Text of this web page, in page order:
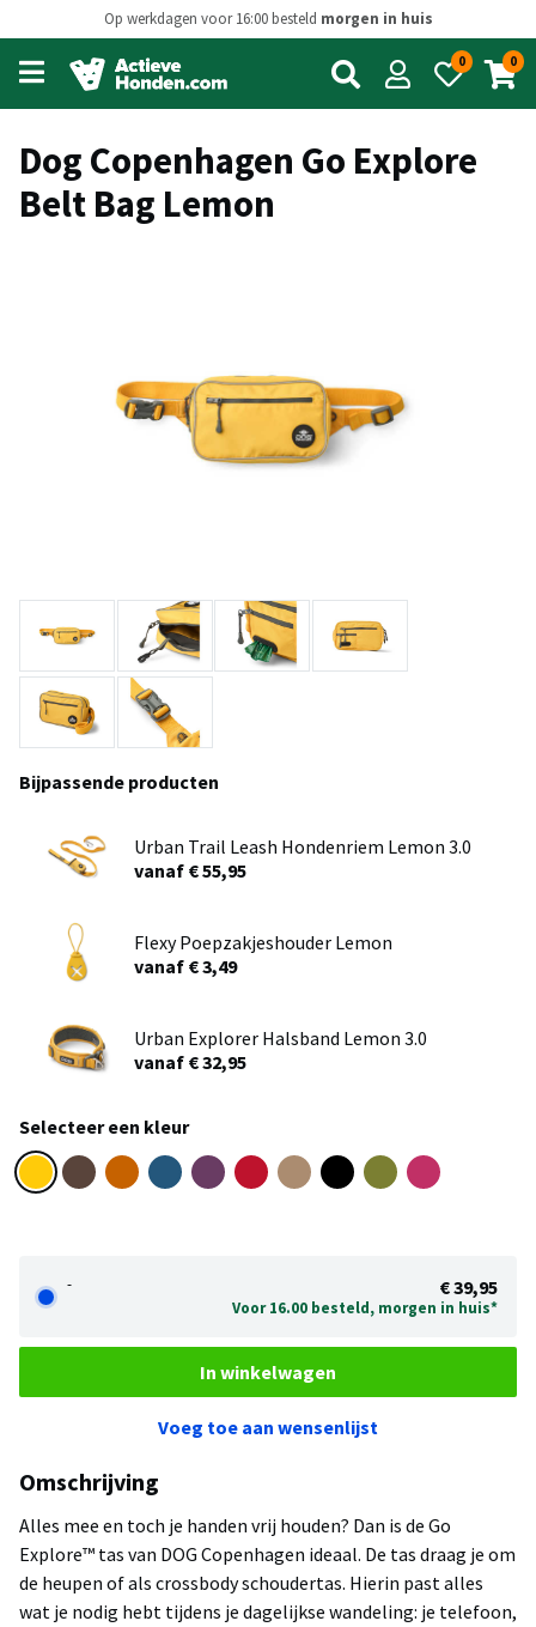
Op werkdagen voor 16:00 besteld morgen in huis
Open
main
menu
0 0
Dog Copenhagen Go Explore
Belt Bag Lemon
Bijpassende producten
Urban Trail Leash Hondenriem Lemon 3.0
vanaf € 55,95
Flexy Poepzakjeshouder Lemon
vanaf € 3,49
Urban Explorer Halsband Lemon 3.0
vanaf € 32,95
Selecteer een kleur
- € 39,95
Voor 16.00 besteld, morgen in huis*
In winkelwagen
Voeg toe aan wensenlijst
Omschrijving
Alles mee en toch je handen vrij houden? Dan is de Go
Explore™ tas van DOG Copenhagen ideaal. De tas draag je om
de heupen of als crossbody schoudertas. Hierin past alles
wat je nodig hebt tijdens je dagelijkse wandeling: je telefoon,